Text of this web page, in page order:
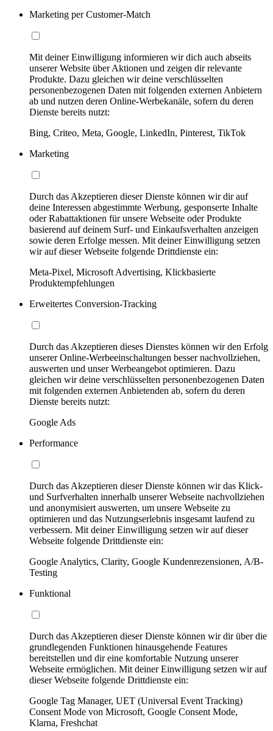
Marketing per Customer-Match
Mit deiner Einwilligung informieren wir dich auch abseits
unserer Website über Aktionen und zeigen dir relevante
Produkte. Dazu gleichen wir deine verschlüsselten
personenbezogenen Daten mit folgenden externen Anbietern
ab und nutzen deren Online-Werbekanäle, sofern du deren
Dienste bereits nutzt:
Bing, Criteo, Meta, Google, LinkedIn, Pinterest, TikTok
Marketing
Durch das Akzeptieren dieser Dienste können wir dir auf
deine Interessen abgestimmte Werbung, gesponserte Inhalte
oder Rabattaktionen für unsere Webseite oder Produkte
basierend auf deinem Surf- und Einkaufsverhalten anzeigen
sowie deren Erfolge messen. Mit deiner Einwilligung setzen
wir auf dieser Webseite folgende Drittdienste ein:
Meta-Pixel, Microsoft Advertising, Klickbasierte
Produktempfehlungen
Erweitertes Conversion-Tracking
Durch das Akzeptieren dieses Dienstes können wir den Erfolg
unserer Online-Werbeeinschaltungen besser nachvollziehen,
auswerten und unser Werbeangebot optimieren. Dazu
gleichen wir deine verschlüsselten personenbezogenen Daten
mit folgenden externen Anbietenden ab, sofern du deren
Dienste bereits nutzt:
Google Ads
Performance
Durch das Akzeptieren dieser Dienste können wir das Klick-
und Surfverhalten innerhalb unserer Webseite nachvollziehen
und anonymisiert auswerten, um unsere Webseite zu
optimieren und das Nutzungserlebnis insgesamt laufend zu
verbessern. Mit deiner Einwilligung setzen wir auf dieser
Webseite folgende Drittdienste ein:
Google Analytics, Clarity, Google Kundenrezensionen, A/B-
Testing
Funktional
Durch das Akzeptieren dieser Dienste können wir dir über die
grundlegenden Funktionen hinausgehende Features
bereitstellen und dir eine komfortable Nutzung unserer
Webseite ermöglichen. Mit deiner Einwilligung setzen wir auf
dieser Webseite folgende Drittdienste ein:
Google Tag Manager, UET (Universal Event Tracking)
Consent Mode von Microsoft, Google Consent Mode,
Klarna, Freshchat